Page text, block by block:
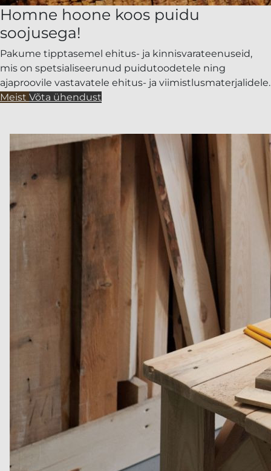
Homne hoone koos puidu
soojusega!
Pakume tipptasemel ehitus- ja kinnisvarateenuseid,
mis on spetsialiseerunud puidutoodetele ning
ajaproovile vastavatele ehitus- ja viimistlusmaterjalidele.
Meist Võta ühendust